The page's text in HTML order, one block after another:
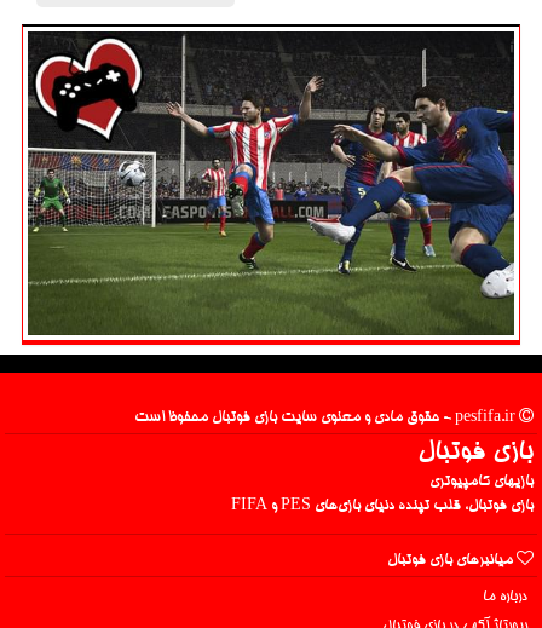
بازی فوتبال
بازیهای کامپیوتری
بازی فوتبال، قلب تپنده دنیای بازی‌های PES و FIFA
میانبرهای بازی فوتبال
درباره ما